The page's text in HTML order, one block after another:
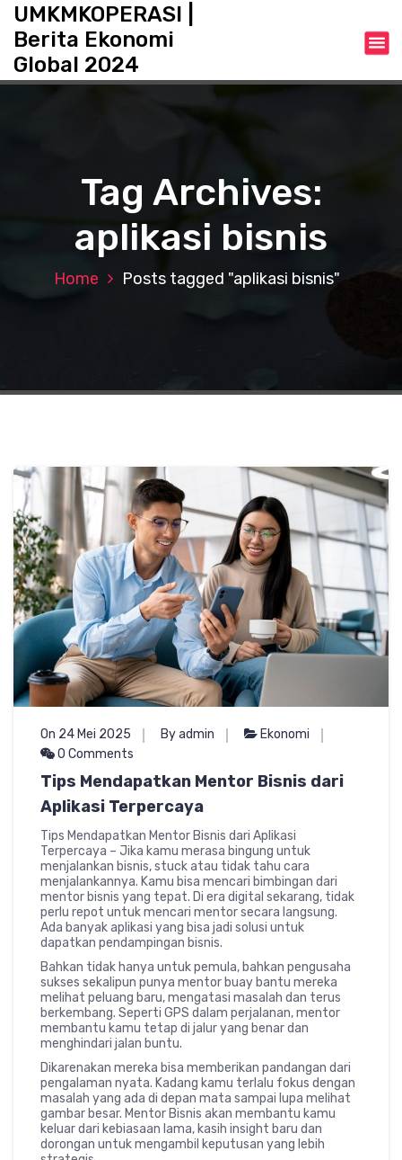
t
UMKMKOPERASI |
Berita Ekonomi
Global 2024
Tag Archives:
aplikasi bisnis
Home Posts tagged "aplikasi bisnis"
On 24 Mei 2025 By admin
Ekonomi
0 Comments
Tips Mendapatkan Mentor Bisnis dari
Aplikasi Terpercaya
Tips Mendapatkan Mentor Bisnis dari Aplikasi
Terpercaya – Jika kamu merasa bingung untuk
menjalankan bisnis, stuck atau tidak tahu cara
menjalankannya. Kamu bisa mencari bimbingan dari
mentor bisnis yang tepat. Di era digital sekarang, tidak
perlu repot untuk mencari mentor secara langsung.
Ada banyak aplikasi yang bisa jadi solusi untuk
dapatkan pendampingan bisnis.
Bahkan tidak hanya untuk pemula, bahkan pengusaha
sukses sekalipun punya mentor buay bantu mereka
melihat peluang baru, mengatasi masalah dan terus
berkembang. Seperti GPS dalam perjalanan, mentor
membantu kamu tetap di jalur yang benar dan
menghindari jalan buntu.
Dikarenakan mereka bisa memberikan pandangan dari
pengalaman nyata. Kadang kamu terlalu fokus dengan
masalah yang ada di depan mata sampai lupa melihat
gambar besar. Mentor Bisnis akan membantu kamu
keluar dari kebiasaan lama, kasih insight baru dan
dorongan untuk mengambil keputusan yang lebih